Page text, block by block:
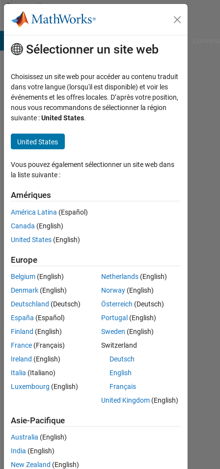
Passer au contenu
Community
Profile
Nikhil
Baishkiyar
Last
plus
de 2
y a
Actif
depuis
2021
0
Following:
0
Follow
Tableau de bord
Statistiques
All MATLAB Answers ThingSpeak
CONTRIBUTIONS L
3
4
5
7
Sélectionner un site web
Choisissez un site web pour accéder au contenu traduit
dans votre langue (lorsqu'il est disponible) et voir les
événements et les offres locales. D’après votre position,
nous vous recommandons de sélectionner la région
suivante :United States.
United States
Vous pouvez également sélectionner un site web dans
la liste suivante :
Amériques
América Latina (Español)
Canada (English)
United States (English)
Europe
Belgium (English)
Denmark (English)
Deutschland (Deutsch)
España (Español)
Finland (English)
France (Français)
Ireland (English)
Italia (Italiano)
Luxembourg (English)
Netherlands(English)
Norway(English)
Österreich (Deutsch)
Portugal (English)
Sweden (English)
Switzerland
Deutsch
English
Français
United Kingdom(English)
Asie-Pacifique
Australia (English)
India (English)
New Zealand (English)